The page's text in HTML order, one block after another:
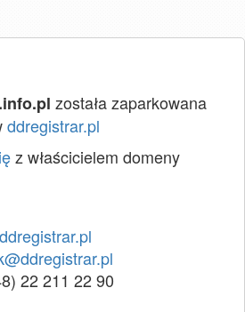
została zaparkowana
ddregistrar.pl
z właścicielem domeny
ddregistrar.pl
22 211 22 90